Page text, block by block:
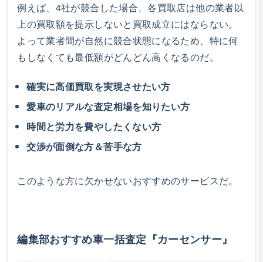
例えば、4社が競合した場合、各買取店は他の業者以
上の買取額を提示しないと買取成立にはならない。
よって業者間が自然に競合状態になるため、特に何
もしなくても最低額がどんどん高くなるのだ。
確実に高価買取を実現させたい方
愛車のリアルな査定相場を知りたい方
時間と労力を費やしたくない方
交渉が面倒な方＆苦手な方
このような方に欠かせないおすすめのサービスだ。
編集部おすすめ車一括査定『カーセンサー』